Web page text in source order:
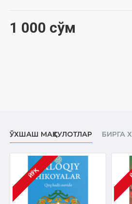
1 000 сўм
ЎХШАШ МАҲСУЛОТЛАР БИРГА
ЙЎҚ